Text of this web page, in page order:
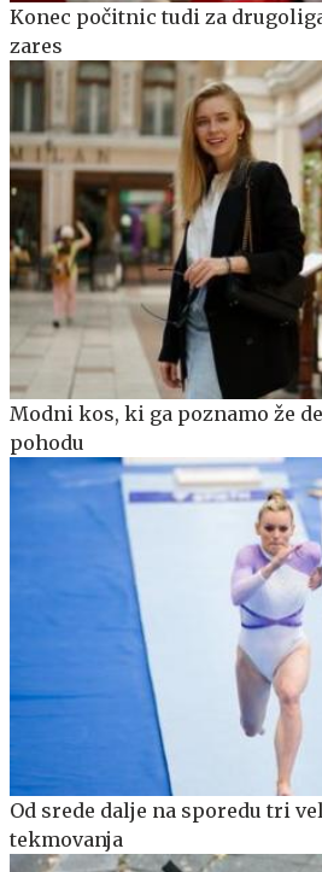
Konec počitnic tudi za
zares
Modni kos, ki ga poznamo že
pohodu
Od srede dalje na sporedu tri
tekmovanja